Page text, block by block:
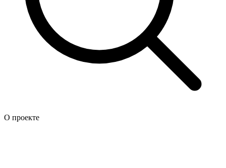
О проекте